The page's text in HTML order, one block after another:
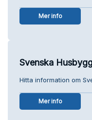
Mer info
Svenska
Hitta information om
Mer info